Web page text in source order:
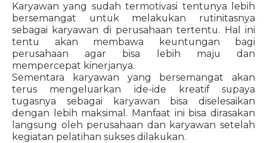
Karyawan yang sudah termotivasi tentunya lebih
bersemangat untuk melakukan rutinitasnya
sebagai karyawan di perusahaan tertentu. Hal ini
tentu akan membawa keuntungan bagi
perusahaan agar bisa lebih maju dan
mempercepat kinerjanya.
Sementara karyawan yang bersemangat akan
terus mengeluarkan ide-ide kreatif supaya
tugasnya sebagai karyawan bisa diselesaikan
dengan lebih maksimal. Manfaat ini bisa dirasakan
langsung oleh perusahaan dan karyawan setelah
kegiatan pelatihan sukses dilakukan.